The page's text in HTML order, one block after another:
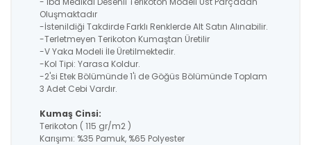
Oluşmaktadır
-İstenildiği Takdirde Farklı Renklerde Alt Satın Alınabilir.
-Terletmeyen Terikoton Kumaştan Üretilir
-V Yaka Modeli İle Üretilmektedir.
-Kol Tipi: Yarasa Koldur.
-2'si Etek Bölümünde 1'i de Göğüs Bölümünde Toplam
3 Adet Cebi Vardır.
Kumaş Cinsi:
Terikoton ( 115 gr/m2 )
Karışımı: %35 Pamuk, %65 Polyester